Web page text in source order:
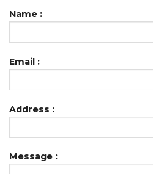
Name :
Email :
Address :
Message :